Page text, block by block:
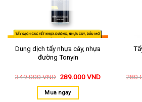
Dung dịch tẩy nhựa cây, nhựa
đường Tonyin
349.000VND 289.000VND
Mua ngay